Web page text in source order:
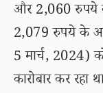
और 2,060 रुपये
2,079 रुपये के
5 मार्च, 2024)
कारोबार कर रहा